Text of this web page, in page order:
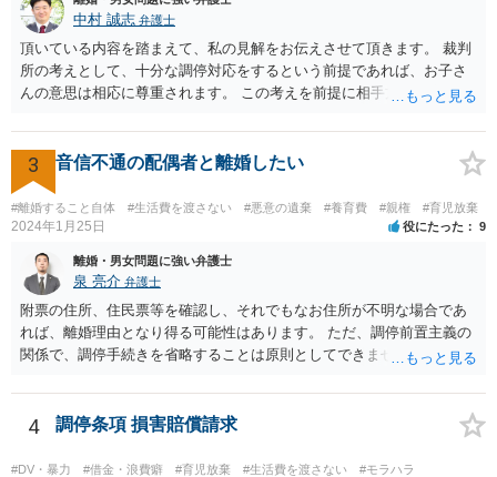
中村 誠志 弁護士
頂いている内容を踏まえて、私の見解をお伝えさせて頂きます。 裁判
所の考えとして、十分な調停対応をするという前提であれば、お子さ
んの意思は相応に尊重されます。 この考えを前提に相手方と対応され
ら、今後方法も含めて裁判所で話し合いたいと相手方に伝え、面会交
流調停を行われることをお勧めします。 他方、弁護士を就けることも
考えられるなら(ご心労を考えるとその方が良いかもしれません)、早め
にご相談を行かれる方が良いかもしれません(法テラスを利用されると
費用は相当抑えられるかと思います)。 損害賠償、間接強制について
容によりますので(従前の調停段階で具体的な面会の方法まで特定され
ていれば間接強制が認められる可能性も高いです)、早めにご相談され
ることをお勧めします。 ご自身にとって納得できる方向で進められる
ことをお祈りしております。
3 音信不通の配偶者と離婚したい
#離婚すること自体 #生活費を渡さない #悪意の遺棄 #養育費 #親権 #育児放棄
2024年1月25日 役にたった 9
離婚・男女問題に強い弁護士
泉 亮介 弁護士
附票の住所、住民票等を確認し、それでもなお住所が不明な場合であ
れば、離婚理由となり得る可能性はあります。 ただ、調停前置主義の
関係で、調停手続きを省略することは原則としてできません。また、
を考える必要があるでしょう。 ご自身で対応が難しければ弁護士を立
てた方が良いかと思われます。 調停においては、相手と直接会うとい
うことは基本的にないため、代理人とご本人と裁判所で話をしていく
形となります。
4 調停条項 損害賠償請求
#DV・暴力 #借金・浪費癖 #育児放棄 #生活費を渡さない
#モラハラ